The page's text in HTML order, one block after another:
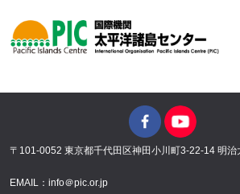
〒101-0052 東京都千代田区神田小川町3-22-14 明治
EMAIL：info＠pic.or.jp